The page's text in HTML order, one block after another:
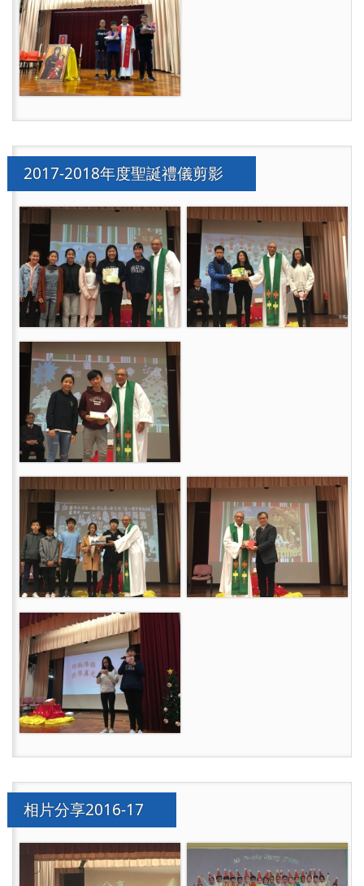
2017-2018年度聖誕禮儀剪影
相片分享2016-17